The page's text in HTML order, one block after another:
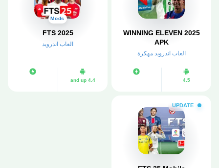
WINNING ELEVEN 2025
APK
العاب اندرويد مهكرة
4.5
Mods
FTS 2025
العاب اندرويد
4.4 and up
UPDATE